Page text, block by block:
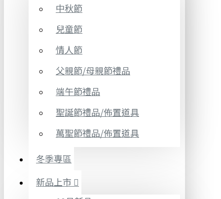
中秋節
兒童節
情人節
父親節/母親節禮品
端午節禮品
聖誕節禮品/佈置道具
萬聖節禮品/佈置道具
冬季專區
新品上市